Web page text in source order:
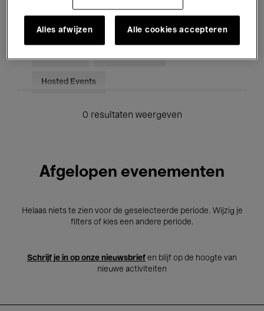
Voor iedereen Kids’ Palace
Hosted Events
0 resultaten weergeven
Afgelopen evenementen
Helaas niets te zien voor de geselecteerde periode. Wijzig je
filters of kies een andere periode.
Schrijf je in op onze nieuwsbrief en blijf op de hoogte van
nieuwe activiteiten
Alles afwijzen Alle cookies accepteren